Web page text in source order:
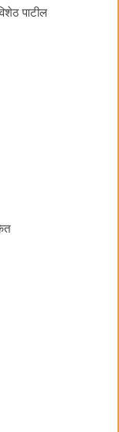
पाटील